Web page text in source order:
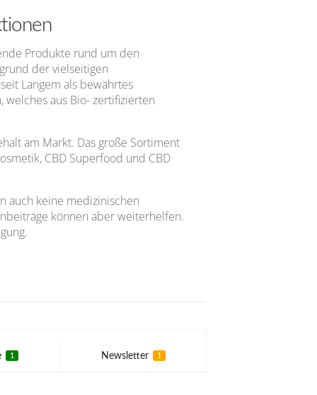
Produkte rund um den
der vielseitigen
Langem als bewährtes
aus Bio- zertifizierten
am Markt. Das große Sortiment
CBD Superfood und CBD
auch keine medizinischen
können aber weiterhelfen.
1 Newsletter 1